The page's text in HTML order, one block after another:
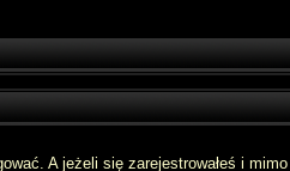
A jeżeli się zarejestrowałeś i